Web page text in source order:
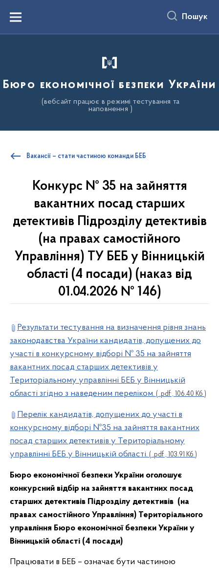
вмістуMenu Пошук
Бюро економічної безпеки України
(вебсайт працює в режимі тестування та
наповнення )
Вакансії – стати частиною команди БЕБ
Конкурс № 35 на зайняття
вакантних посад старших
детективів Підрозділу детективів
(на правах самостійного
Управління) ТУ БЕБ у Вінницькій
області (4 посади) (наказ від
01.04.2026 № 146)
Результати тестування на визначення рівня знань
законодавства України кандидатів, допущених до
участі в конкурсному відборі № 35 на зайняття
вакантних посад старших детективів у
Територіальному управлінні БЕБ у Вінницькій
області згідно з наведеним переліком. ( .pdf , 106.40 Кб )
Перелік кандидатів, допущених до участі в
конкурсному відборі №35 на зайняття вакантних
посад старших детективів у Територіальному
управлінні БЕБ у Вінницькій області. ( .pdf , 103.91 Кб )
Бюро економічної безпеки України оголошує
конкурсний відбір на зайняття вакантних посад
старших детективів Підрозділу детективів (на
правах самостійного Управління) Територіального
управління Бюро економічної безпеки України у
Вінницькій області (4 посади)
Працювати в БЕБ – означає бути частиною